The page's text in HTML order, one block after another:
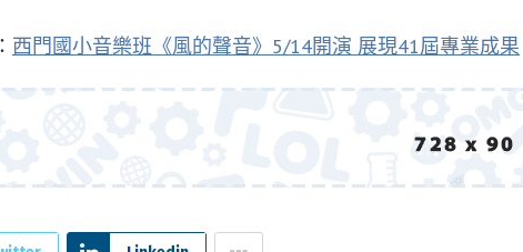
西門國小音樂班《風的聲音》5/14開演 展現41屆專業成果